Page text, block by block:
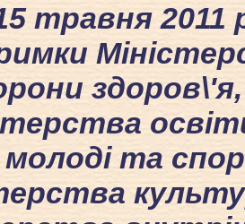
травня 2011
здоров\'я,
молоді та